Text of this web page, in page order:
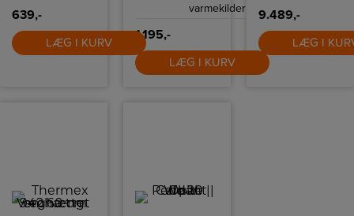
639,-
LÆG I KURV
rustfrit stålgreb.
varmekilder
1.195,-
LÆG I KURV
9.489,-
LÆG I